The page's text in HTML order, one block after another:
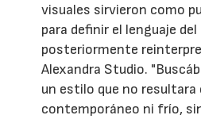
visuales sirvieron como
para definir el lenguaje
posteriormente
Alexandra Studio.
un estilo que no
contemporáneo ni frío,